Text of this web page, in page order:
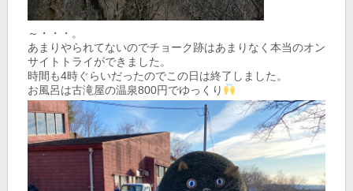
～・・・。
あまりやられてないのでチョーク跡はあまりなく本当のオン
サイトトライができました。
時間も4時ぐらいだったのでこの日は終了しました。
お風呂は古滝屋の温泉800円でゆっくり